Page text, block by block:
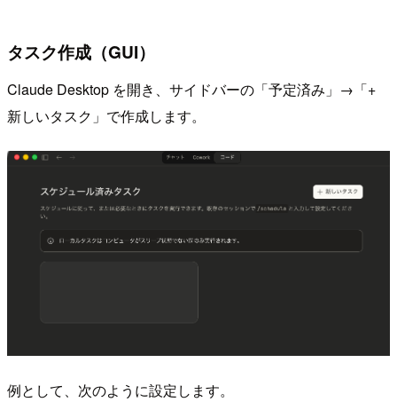
タスク作成（GUI）
Claude Desktop を開き、サイドバーの「予定済み」→「+
新しいタスク」で作成します。
例として、次のように設定します。